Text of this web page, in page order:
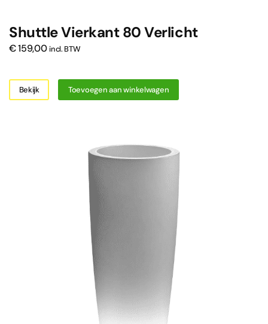
Shuttle Vierkant 80 Verlicht
€159,00 incl. BTW
Bekijk Toevoegen aan winkelwagen